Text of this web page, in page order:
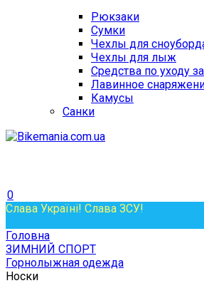
Рюкзаки
Сумки
Чехлы для
Чехлы для лыж
Средства по уходу
Лавинное
Камусы
Санки
0
Слава Україні! Слава ЗСУ!
Головна
ЗИМНИЙ СПОРТ
Горнолыжная одежда
Носки